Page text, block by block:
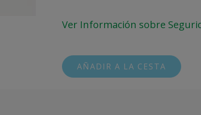
Ver Información sobre
AÑADIR A LA CESTA